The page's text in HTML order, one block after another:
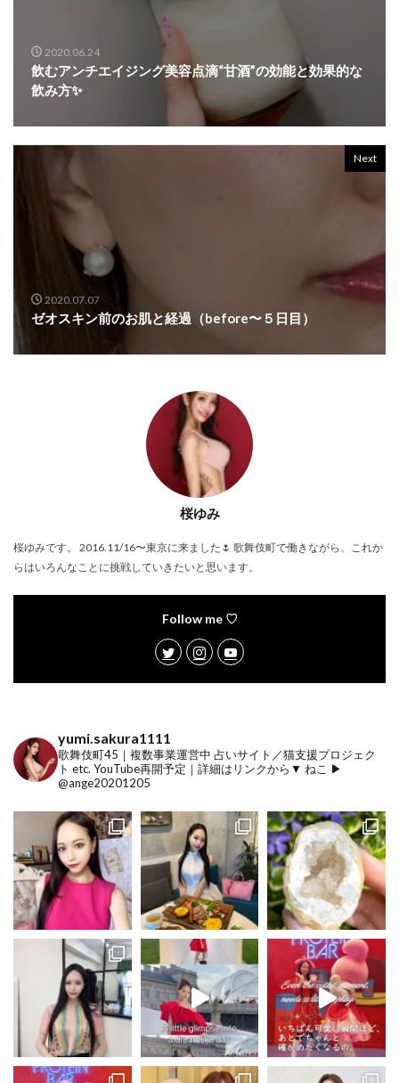
2020.06.24
飲むアンチエイジング美容点滴“甘酒”の効能と効果的な
飲み方✨
Next
2020.07.07
ゼオスキン前のお肌と経過（before〜５日目）
桜ゆみ
桜ゆみです。 2016.11/16〜東京に来ました🌷 歌舞伎町で働きながら、これか
らはいろんなことに挑戦していきたいと思います。
Follow me ♡
yumi.sakura1111
歌舞伎町45｜複数事業運営中 占いサイト／猫支援プロジェク
ト etc. YouTube再開予定｜詳細はリンクから▼ ねこ ▶︎
@ange20201205